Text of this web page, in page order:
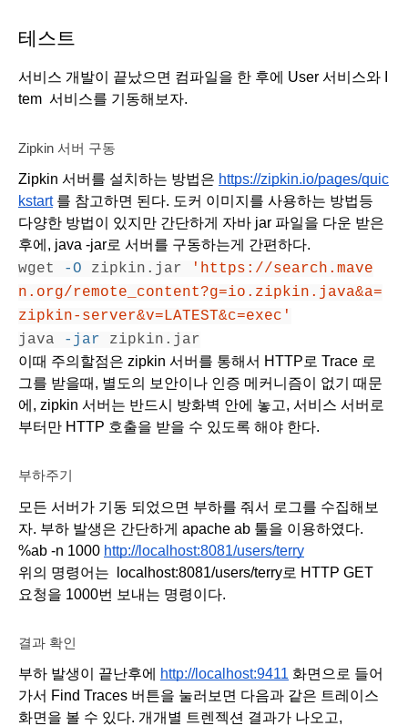
테스트
서비스 개발이 끝났으면 컴파일을 한 후에 User 서비스와 I
tem  서비스를 기동해보자.
Zipkin 서버 구동
Zipkin 서버를 설치하는 방법은 https://zipkin.io/pages/quic
kstart 를 참고하면 된다. 도커 이미지를 사용하는 방법등
다양한 방법이 있지만 간단하게 자바 jar 파일을 다운 받은
후에, java -jar로 서버를 구동하는게 간편하다.
wget -O zipkin.jar
'https://search.mave
n.org/remote_content?g=io.zipkin.java&a=
zipkin-server&v=LATEST&c=exec'
java
-jar zipkin.jar
이때 주의할점은 zipkin 서버를 통해서 HTTP로 Trace 로
그를 받을때, 별도의 보안이나 인증 메커니즘이 없기 때문
에, zipkin 서버는 반드시 방화벽 안에 놓고, 서비스 서버로
부터만 HTTP 호출을 받을 수 있도록 해야 한다.
부하주기
모든 서버가 기동 되었으면 부하를 줘서 로그를 수집해보
자. 부하 발생은 간단하게 apache ab 툴을 이용하였다.
%ab -n 1000 http://localhost:8081/users/terry
위의 명령어는  localhost:8081/users/terry로 HTTP GET
요청을 1000번 보내는 명령이다.
결과 확인
부하 발생이 끝난후에 http://localhost:9411 화면으로 들어
가서 Find Traces 버튼을 눌러보면 다음과 같은 트레이스
화면을 볼 수 있다. 개개별 트렌젝션 결과가 나오고,